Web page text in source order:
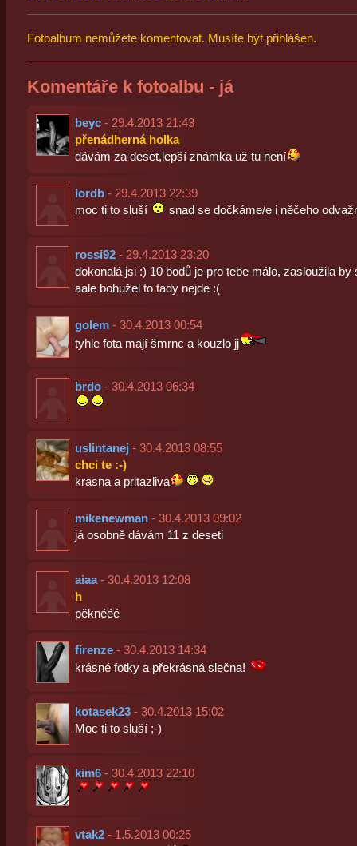
Fotoalbum nemůžete komentovat. Musíte být přihlášen.
Komentáře k fotoalbu - já
beyc- 29.4.2013 21:43
přenádherná holka
dávám za deset,lepší známka už tu není
lordb- 29.4.2013 22:39
moc ti to sluší
snad se dočkáme/e i něčeho
rossi92- 29.4.2013 23:20
dokonalá jsi :) 10 bodů je pro tebe málo, zasloužila by
aale bohužel to tady nejde :(
golem- 30.4.2013 00:54
tyhle fota mají šmrnc a kouzlo jj
brdo- 30.4.2013 06:34
uslintanej - 30.4.2013 08:55
chci te :-)
krasna a pritazliva
mikenewman- 30.4.2013 09:02
já osobně dávám 11 z deseti
aiaa- 30.4.2013 12:08
h
pěknééé
firenze- 30.4.2013 14:34
krásné fotky a překrásná slečna!
kotasek23- 30.4.2013 15:02
Moc ti to sluší ;-)
kim6- 30.4.2013 22:10
vtak2- 1.5.2013 00:25